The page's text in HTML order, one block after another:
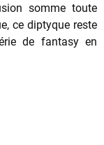
somme toute
ce diptyque reste
de fantasy en